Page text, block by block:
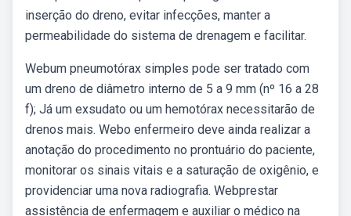
inserção do dreno, evitar infecções, manter a
permeabilidade do sistema de drenagem e facilitar.
Webum pneumotórax simples pode ser tratado com
um dreno de diâmetro interno de 5 a 9 mm (nº 16 a 28
f); Já um exsudato ou um hemotórax necessitarão de
drenos mais. Webo enfermeiro deve ainda realizar a
anotação do procedimento no prontuário do paciente,
monitorar os sinais vitais e a saturação de oxigênio, e
providenciar uma nova radiografia. Webprestar
assistência de enfermagem e auxiliar o médico na